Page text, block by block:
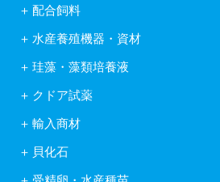
ワムシ
アルテミア
コペポーダ
タマミジンコ休眠卵
配合飼料
株式会社ヒガシマル
フィード・ワン株式会社
林兼産業株式会社
日本農産工業株式会社
中部飼料株式会社
水産養殖機器・資材
岩崎紫外線殺菌システム
水産用酸素ガス発生装置
活魚移送用ポンプピンピンZ型
自動給餌機
オゾン処理システム
ソフテックス
珪藻・藻類培養液
藻類培養液KW21
含水ケイ酸ゲルカルチャー
Reed Mariculture社製品
クドア試薬
輸入商材
アルテミア
コペポーダ
貝化石